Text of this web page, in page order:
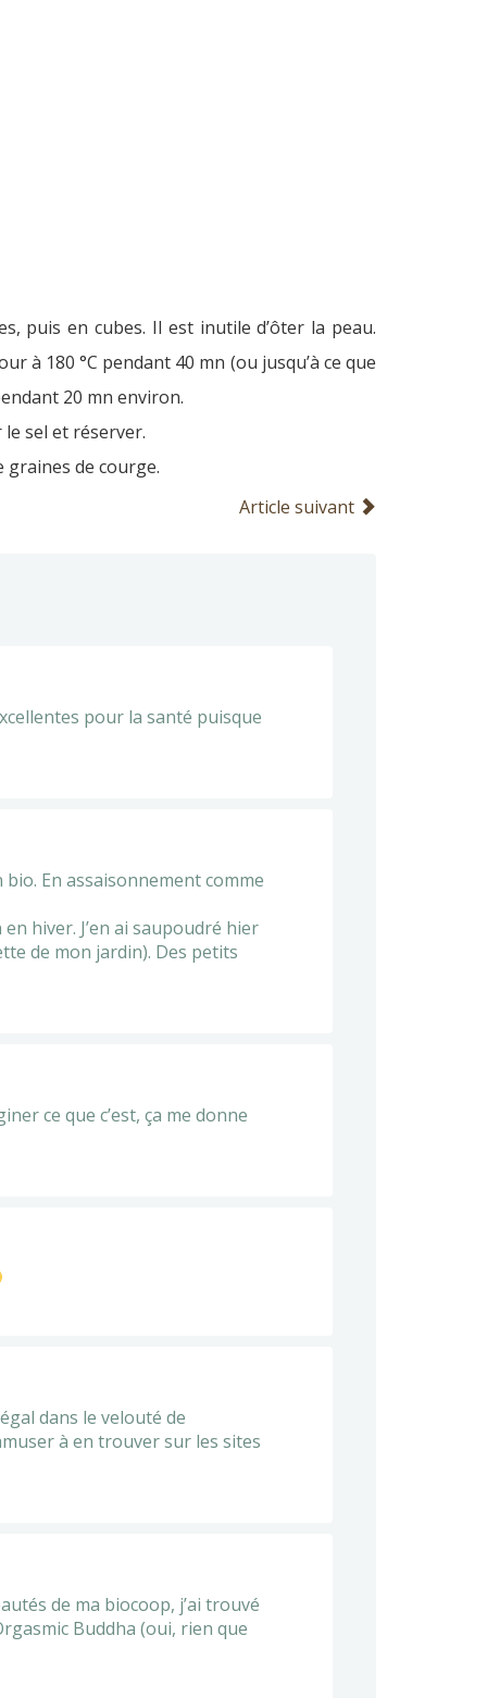
puis en cubes. Il est inutile d’ôter la peau.
à 180 °C pendant 40 mn (ou jusqu’à ce que
20 mn environ.
le sel et réserver.
graines de courge.
Article suivant
pour la santé puisque
En assaisonnement comme
hiver. J’en ai saupoudré hier
de mon jardin). Des petits
ce que c’est, ça me donne
dans le velouté de
à en trouver sur les sites
de ma biocoop, j’ai trouvé
Buddha (oui, rien que